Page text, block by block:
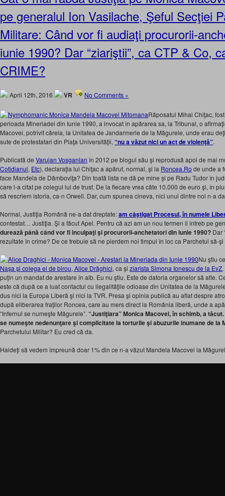
pe generalul Ion Vasilache, Şeful Secţiei
Militare: Când vor fi audiaţi procurorii-
iunie 1990? Dar “ziariştii”, ca CTP & Co,
CRIME?
April 12th, 2016 VR No Comments »
Răposatul Mihai Chiţac,
perioada Mineriadei din Iunie 1990, a invocat în apărarea sa, la Tribunal, o
Macovei, potrivit căreia, la Unitatea de Jandarmerie de la Măgurele, unde erau
sute de protestatari din Piaţa Universităţii, “nu a văzut nici un act de violenţă”.
Publicată de Varujan Vosganian în 2012 pe blogul său şi reprodusă apoi de mai
Cotidianul, Etc), declaraţia lui Chiţac a apărut, normal, şi la Roncea.Ro de unde a
face Mandela de Dâmboviţa? Din toată lista ne dă pe mine şi pe Radu Tudor în
care l-a citat pe colegul lui de trust. De la fiecare vrea câte 10.000 de euro şi, în
să rescriem istoria, ca-n Orwell. Dar, cum spunea cineva, nici unul dintre noi n-a
Normal, Justiţia Română ne-a dat dreptate:am câştigat Procesul, în numele
contestat… Justiţia. Şi a făcut Apel. Pentru că azi am un nou termen îl întreb pe
durează până când vor fi inculpaţi şi procurorii-anchetatori din iunie 1990? Dar
rezultate în crime? De ce trebuie să ne pierdem noi timpul în loc ca Parchetul să-
Nu ştiu
Naşa şi colega ei de birou, Alice Drăghici, ca şi ziarista Simona Ionescu de la EvZ
puţin un mandat de arestare în alb. Eu nu ştiu. Este de datoria organelor să afle.
este că după ce a luat contactul cu ilegalităţile odioase din Unitatea de la
dus nici la Europa Liberă şi nici la TVR. Presa şi opinia publică au aflat despre
după eliberarea fraţilor Roncea, care au mers direct la România liberă, unde a
“Infernul se numeşte Măgurele”. “Justiţiara” Monica Macovei, în schimb, a
se numeşte nedenunţare şi complicitate la torturile şi abuzurile inumane de la
Parchetului Militar? Eu cred că da.
Haideţi să vedem împreună doar 1% din ce n-a văzut Mandela Macovei la